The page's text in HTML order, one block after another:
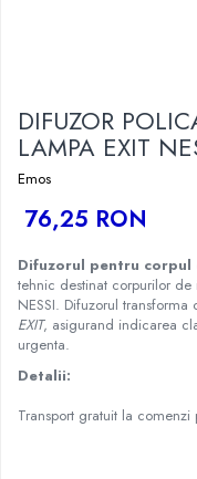
DIFUZOR
LAMPA EXIT
Emos
76,25 RON
Difuzorul pentru
tehnic destinat corpurilor
NESSI. Difuzorul
EXIT, asigurand indicarea
urgenta.
Detalii:
Transport gratuit la comenzi